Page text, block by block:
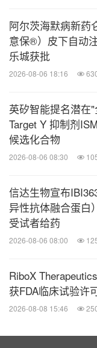
阿尔茨海默病新药
意保®）皮下自动
乐城获批
2026-08-06 18:16
英矽智能提名潜在
Target Y 抑制剂
候选化合物
2026-08-06 08:30
信达生物宣布
异性抗体融合蛋白
受试者给药
2026-08-06 08:00
RiboX
获FDA临床试验许
2026-08-08 15:46